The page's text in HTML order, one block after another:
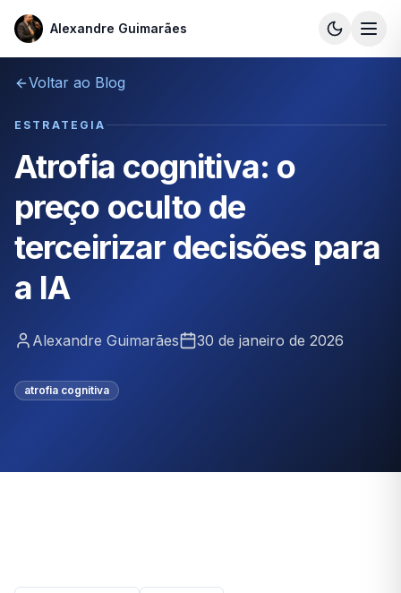
Alexandre Guimarães
Alexandre Guimarães
Voltar ao Blog
ESTRATEGIA
Atrofia cognitiva: o
preço oculto de
terceirizar decisões para
a IA
Alexandre Guimarães 30 de janeiro de 2026
atrofia cognitiva